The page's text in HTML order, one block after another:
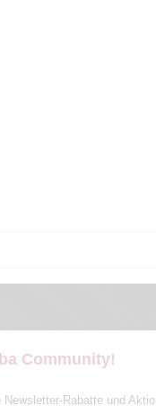
Community!
Rabatte und